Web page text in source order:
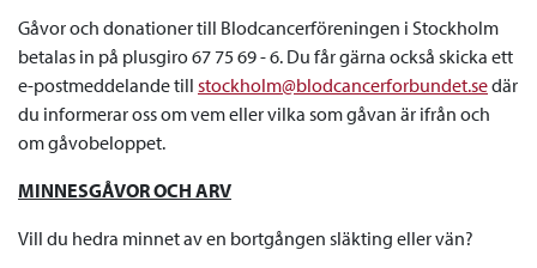
Gåvor och donationer till Blodcancerföreningen i Stockholm
betalas in på plusgiro 67 75 69 - 6. Du får gärna också skicka ett
e-postmeddelande till stockholm@blodcancerforbundet.sedär
du informerar oss om vem eller vilka som gåvan är ifrån och
om gåvobeloppet.
MINNESGÅVOR OCH ARV
Vill du hedra minnet av en bortgången släkting eller vän?